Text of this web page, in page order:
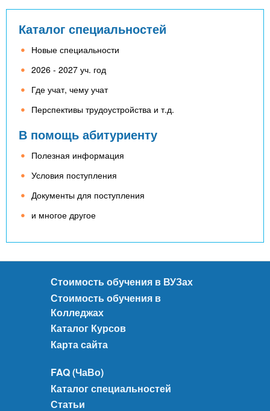
Каталог специальностей
Новые специальности
2026 - 2027 уч. год
Где учат, чему учат
Перспективы трудоустройства и т.д.
В помощь абитуриенту
Полезная информация
Условия поступления
Документы для поступления
и многое другое
Стоимость обучения в ВУЗах
Стоимость обучения в
Колледжах
Каталог Курсов
Карта сайта
FAQ (ЧаВо)
Каталог специальностей
Статьи